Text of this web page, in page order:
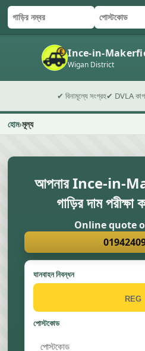
গাড়ির নম্বর
পোস্টকোড
ফর্ম জমা দিন
Ince-in-Makerfield
Wigan District
✔ বিনামূল্যে সংগ্রহ✔ DVLA
হোম মূল্য
আপনার Ince-in-
গাড়ির দাম
Online quote
যানবাহন নিবন্ধন
পোস্টকোড